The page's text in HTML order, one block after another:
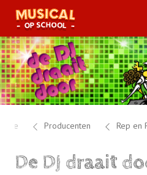
Producenten Rep en
De DJ draait